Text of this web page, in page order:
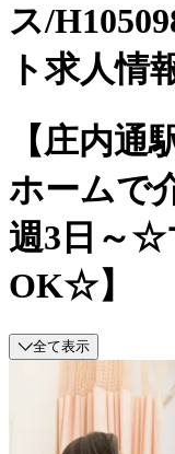
ス/
ト求人情
【庄内
ホームで
週3日～☆
OK☆】
全て表示